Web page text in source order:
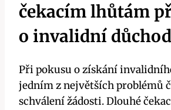
čekacím lhůtám
o invalidní důchod
Při pokusu o získání
jedním z největších problémů
schválení žádosti. Dlouhé